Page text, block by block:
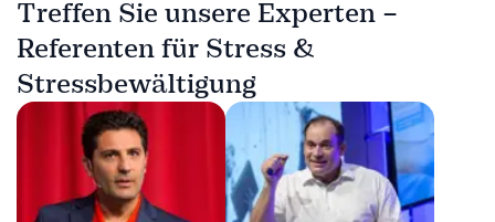
Treffen Sie unsere Experten –
Referenten für Stress &
Stressbewältigung